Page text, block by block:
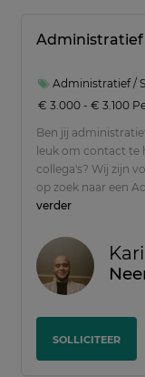
Administratief /
€ 3.000 - € 3.100
Ben jij
leuk om contact te
collega's? Wij zijn
op zoek naar een
verder
SOLLICITEER